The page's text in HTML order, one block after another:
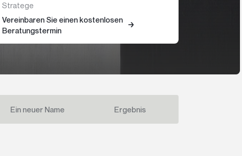
Stratege
Vereinbaren Sie einen kostenlosen
Beratungstermin
Ein neuer Name Ergebnis